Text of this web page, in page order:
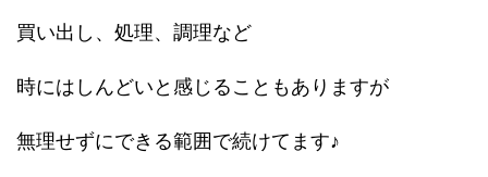
買い出し、処理、調理など
時にはしんどいと感じることもありますが
無理せずにできる範囲で続けてます♪